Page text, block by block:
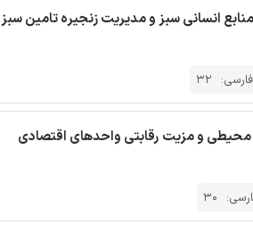
انسانی سبز و مدیریت زنجیره تامین سبز
32
محیطی و مزیت رقابتی واحدهای اقتصادی
30